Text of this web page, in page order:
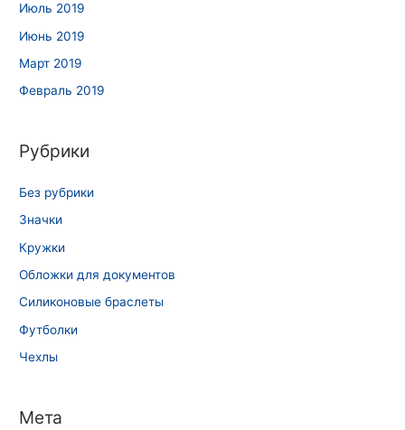
Июль 2019
Июнь 2019
Март 2019
Февраль 2019
Рубрики
Без рубрики
Значки
Кружки
Обложки для документов
Силиконовые браслеты
Футболки
Чехлы
Мета